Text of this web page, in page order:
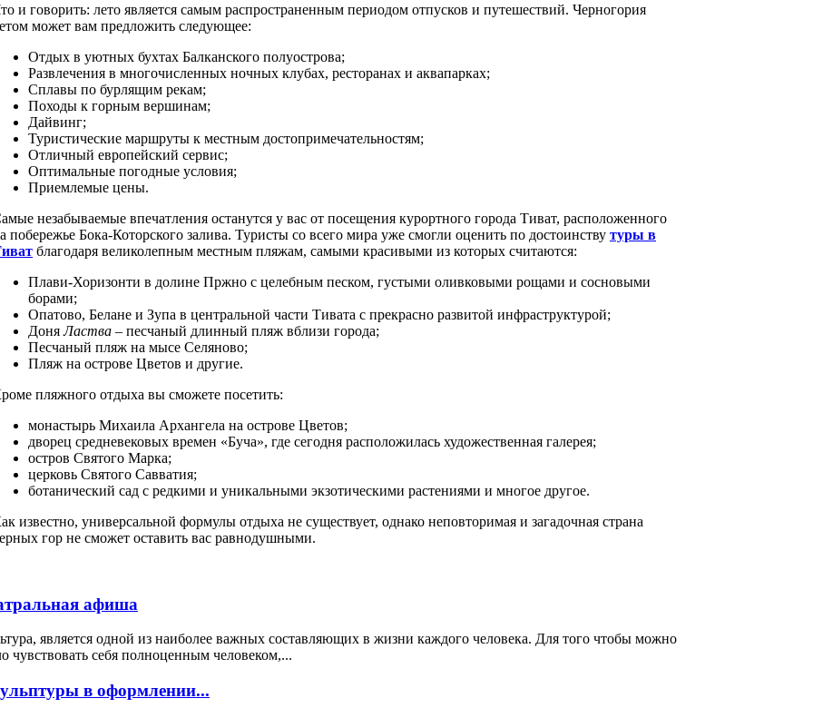
и говорить: лето является самым распространенным периодом отпусков и путешествий. Черногория
может вам предложить следующее:
Отдых в уютных бухтах Балканского полуострова;
Развлечения в многочисленных ночных клубах, ресторанах и аквапарках;
Сплавы по бурлящим рекам;
Походы к горным вершинам;
Дайвинг;
Туристические маршруты к местным достопримечательностям;
Отличный европейский сервис;
Оптимальные погодные условия;
Приемлемые цены.
незабываемые впечатления останутся у вас от посещения курортного города Тиват, расположенного
побережье Бока-Которского залива. Туристы со всего мира уже смогли оценить по достоинству туры в
благодаря великолепным местным пляжам, самыми красивыми из которых считаются:
Плави-Хоризонти в долине Пржно с целебным песком, густыми оливковыми рощами и сосновыми
борами;
Опатово, Белане и Зупа в центральной части Тивата с прекрасно развитой инфраструктурой;
ДоняЛаства – песчаный длинный пляж вблизи города;
Песчаный пляж на мысе Селяново;
Пляж на острове Цветов и другие.
пляжного отдыха вы сможете посетить:
монастырь Михаила Архангела на острове Цветов;
дворец средневековых времен «Буча», где сегодня расположилась художественная галерея;
остров Святого Марка;
церковь Святого Савватия;
ботанический сад с редкими и уникальными экзотическими растениями и многое другое.
известно, универсальной формулы отдыха не существует, однако неповторимая и загадочная страна
гор не сможет оставить вас равнодушными.
афиша
является одной из наиболее важных составляющих в жизни каждого человека. Для того чтобы можно
чувствовать себя полноценным человеком,...
в оформлении...